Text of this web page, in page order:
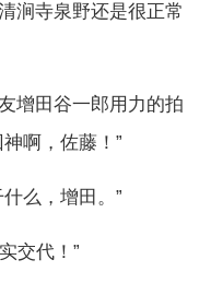
涧寺泉野还是很正常
增田谷一郎用力的拍
啊，佐藤！”
么，增田。”
交代！”